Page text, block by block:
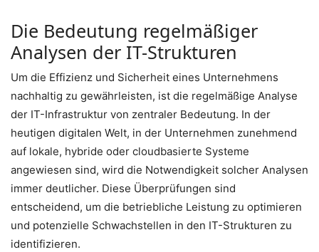
Die Bedeutung regelmäßiger
Analysen der IT-Strukturen
Um die Effizienz und Sicherheit eines Unternehmens
nachhaltig zu gewährleisten, ist die regelmäßige Analyse
der IT-Infrastruktur von zentraler Bedeutung. In der
heutigen digitalen Welt, in der Unternehmen zunehmend
auf lokale, hybride oder cloudbasierte Systeme
angewiesen sind, wird die Notwendigkeit solcher Analysen
immer deutlicher. Diese Überprüfungen sind
entscheidend, um die betriebliche Leistung zu optimieren
und potenzielle Schwachstellen in den IT-Strukturen zu
identifizieren.